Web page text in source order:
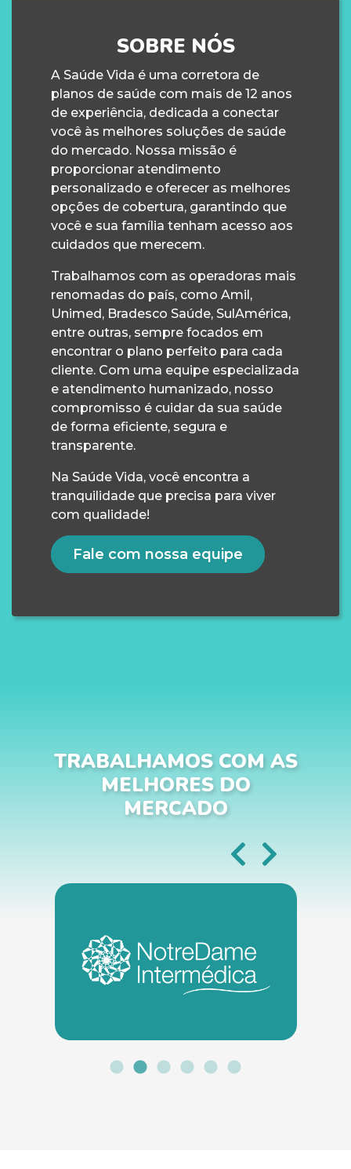
SOBRE NÓS
A Saúde Vida é uma corretora de
planos de saúde com mais de 12 anos
de experiência, dedicada a conectar
você às melhores soluções de saúde
do mercado. Nossa missão é
proporcionar atendimento
personalizado e oferecer as melhores
opções de cobertura, garantindo que
você e sua família tenham acesso aos
cuidados que merecem.
Trabalhamos com as operadoras mais
renomadas do país, como Amil,
Unimed, Bradesco Saúde, SulAmérica,
entre outras, sempre focados em
encontrar o plano perfeito para cada
cliente. Com uma equipe especializada
e atendimento humanizado, nosso
compromisso é cuidar da sua saúde
de forma eficiente, segura e
transparente.
Na Saúde Vida, você encontra a
tranquilidade que precisa para viver
com qualidade!
Fale com nossa equipe
TRABALHAMOS COM AS
MELHORES DO
MERCADO